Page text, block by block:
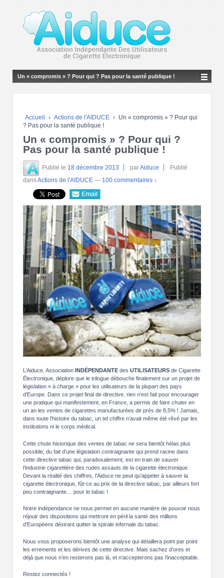
Un « compromis » ? Pour qui ? Pas pour la santé publique !
Accueil › Actions de l'AIDUCE › Un « compromis » ? Pour qui
? Pas pour la santé publique !
Un « compromis » ? Pour qui ?
Pas pour la santé publique !
Publié le 18 décembre 2013 parAiduce
Publié
dansActions de l'AIDUCE — 100 commentaires ↓
L’Aiduce, Association INDÉPENDANTE des UTILISATEURS de Cigarette
Électronique, déplore que le trilogue débouche finalement sur un projet de
législation « à charge » pour les utilisateurs de la plupart des pays
d’Europe. Dans ce projet final de directive, rien n’est fait pour encourager
une pratique qui manifestement, en France, a permis de faire chuter en
un an les ventes de cigarettes manufacturées de près de 8,5% ! Jamais,
dans toute l’histoire du tabac, un tel chiffre n’avait même été rêvé par les
institutions ni le corps médical.
Cette chute historique des ventes de tabac ne sera bientôt hélas plus
possible, du fait d’une législation contraignante qui prend racine dans
cette directive tabac qui, paradoxalement, est en train de sauver
l’industrie cigarettière des rudes assauts de la cigarette électronique.
Devant la réalité des chiffres, l’Aiduce ne peut qu’appeler à sauver la
cigarette électronique, fût-ce au prix de la directive tabac, par ailleurs fort
peu contraignante… pour le tabac !
Notre indépendance ne nous permet en aucune manière de pouvoir nous
réjouir des dispositions qui mettront en péril la santé des millions
d’Européens désirant quitter la spirale infernale du tabac.
Nous vous proposerons bientôt une analyse qui détaillera point par point
les errements et les dérives de cette directive. Mais sachez d’ores et
déjà que nous n’en resterons pas là, et n’accepterons pas l’inacceptable.
Restez connectés !